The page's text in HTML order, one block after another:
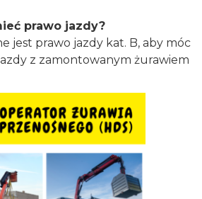
prawo jazdy?
jest prawo jazdy kat. B, aby móc
z zamontowanym żurawiem